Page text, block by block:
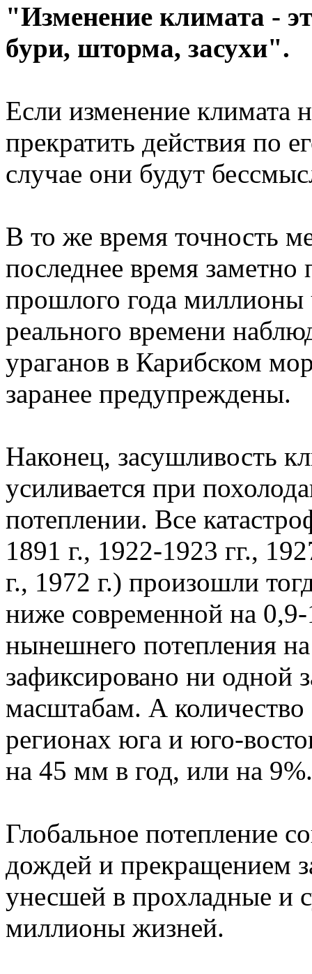
"Изменение климата -
бури, шторма, засухи".
Если изменение климата
прекратить действия по
случае они будут
В то же время точность
последнее время заметно
прошлого года миллионы
реального времени
ураганов в Карибском
заранее предупреждены.
Наконец, засушливость
усиливается при
потеплении. Все
1891 г., 1922-1923 гг.,
г., 1972 г.) произошли
ниже современной на 0,9-
нынешнего потепления
зафиксировано ни одной
масштабам. А
регионах юга и юго-
на 45 мм в год, или на 9%.
Глобальное потепление
дождей и прекращением
унесшей в прохладные и
миллионы жизней.